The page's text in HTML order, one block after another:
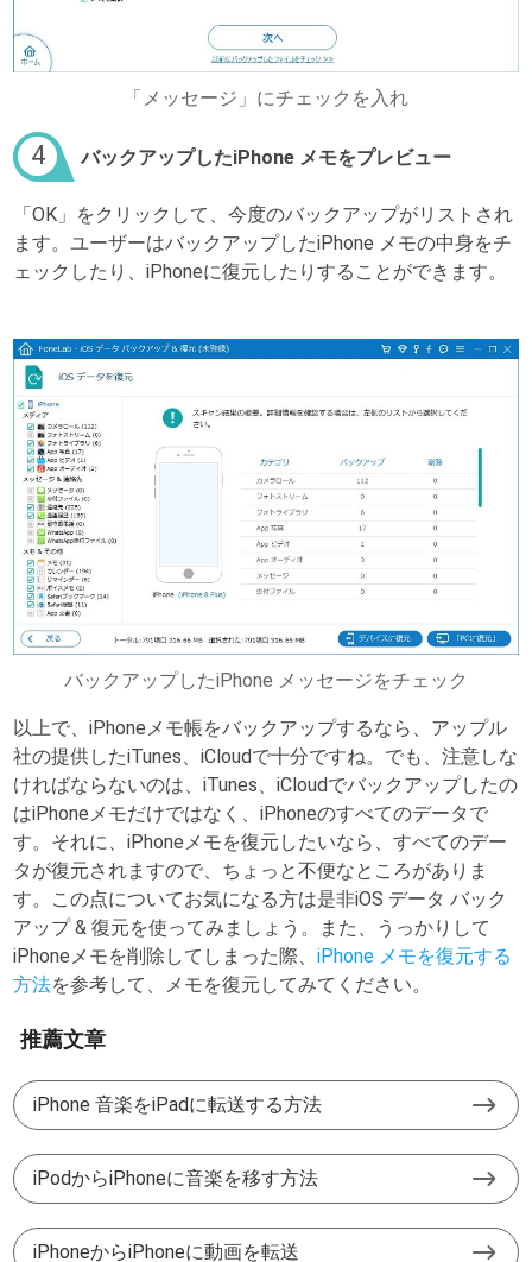
「メッセージ」にチェックを入れ
4 バックアップしたiPhone メモをプレビュー
「OK」をクリックして、今度のバックアップがリストされ
ます。ユーザーはバックアップしたiPhone メモの中身をチ
ェックしたり、iPhoneに復元したりすることができます。
バックアップしたiPhone メッセージをチェック
以上で、iPhoneメモ帳をバックアップするなら、アップル
社の提供したiTunes、iCloudで十分ですね。でも、注意しな
ければならないのは、iTunes、iCloudでバックアップしたの
はiPhoneメモだけではなく、iPhoneのすべてのデータで
す。それに、iPhoneメモを復元したいなら、すべてのデー
タが復元されますので、ちょっと不便なところがありま
す。この点についてお気になる方は是非iOS データ バック
アップ & 復元を使ってみましょう。また、うっかりして
iPhoneメモを削除してしまった際、iPhone メモを復元する
方法を参考して、メモを復元してみてください。
推薦文章
iPhone 音楽をiPadに転送する方法
iPodからiPhoneに音楽を移す方法
iPhoneからiPhoneに動画を転送